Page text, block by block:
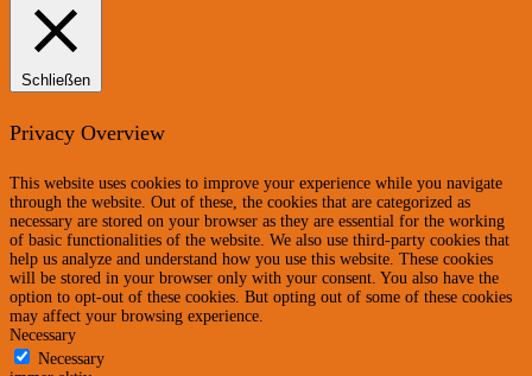
Schließen
Privacy Overview
This website uses cookies to improve your experience while you navigate
through the website. Out of these, the cookies that are categorized as
necessary are stored on your browser as they are essential for the working
of basic functionalities of the website. We also use third-party cookies that
help us analyze and understand how you use this website. These cookies
will be stored in your browser only with your consent. You also have the
option to opt-out of these cookies. But opting out of some of these cookies
may affect your browsing experience.
Necessary
Necessary